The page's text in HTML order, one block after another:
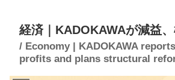
経済｜KADOKAWAが減益
/ Economy | KADOKAWA
profits and plans structural